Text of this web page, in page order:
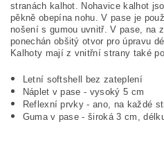
stranách kalhot. Nohavice kalhot
pěkně obepína nohu. V pase je
nošení s gumou uvnitř. V pase, na
ponechán obšitý otvor pro úpravu
Kalhoty mají z vnitřní strany také
Letní softshell bez zateplení
Náplet v pase - vysoký 5 cm
Reflexní prvky - ano, na každé
Guma v pase - široká 3 cm,